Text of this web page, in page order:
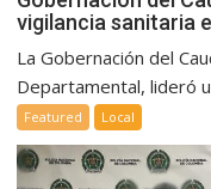
vigilancia sanitaria
La Gobernación del
Departamental, lideró
Featured Local